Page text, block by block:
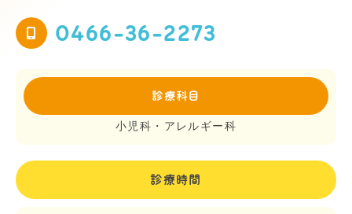
0466-36-2273
診療科目
小児科・アレルギー科
診療時間